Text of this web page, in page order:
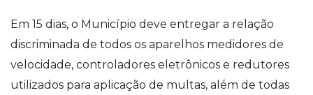
Em 15 dias, o Município deve entregar a relação
discriminada de todos os aparelhos medidores de
velocidade, controladores eletrônicos e redutores
utilizados para aplicação de multas, além de todas